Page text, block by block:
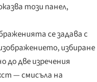
този панел,
се задава с
избиране
до две изречения
— смисъла на